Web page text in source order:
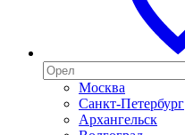
Москва
Санкт-Петербург
Архангельск